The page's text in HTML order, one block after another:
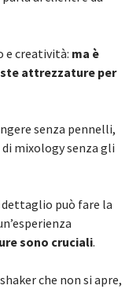
e creatività: ma è
attrezzature per
senza pennelli,
mixology senza gli
può fare la
sono cruciali.
che non si apre,